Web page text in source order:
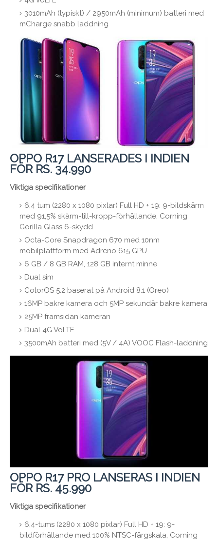
3010mAh (typiskt) / 2950mAh (minimum) batteri med
mCharge snabb laddning
OPPO R17 LANSERADES I INDIEN
FÖR RS. 34.990
Viktiga specifikationer
6,4 tum (2280 x 1080 pixlar) Full HD + 19: 9-bildskärm
med 91,5% skärm-till-kropp-förhållande, Corning
Gorilla Glass 6-skydd
Octa-Core Snapdragon 670 med 10nm
mobilplattform med Adreno 615 GPU
6 GB / 8 GB RAM, 128 GB internt minne
Dual sim
ColorOS 5.2 baserat på Android 8.1 (Oreo)
16MP bakre kamera och 5MP sekundär bakre kamera
25MP framsidan kameran
Dual 4G VoLTE
3500mAh batteri med (5V / 4A) VOOC Flash-laddning
OPPO R17 PRO LANSERAS I INDIEN
FÖR RS. 45.990
Viktiga specifikationer
6,4-tums (2280 x 1080 pixlar) Full HD + 19: 9-
bildförhållande med 100% NTSC-färgskala, Corning